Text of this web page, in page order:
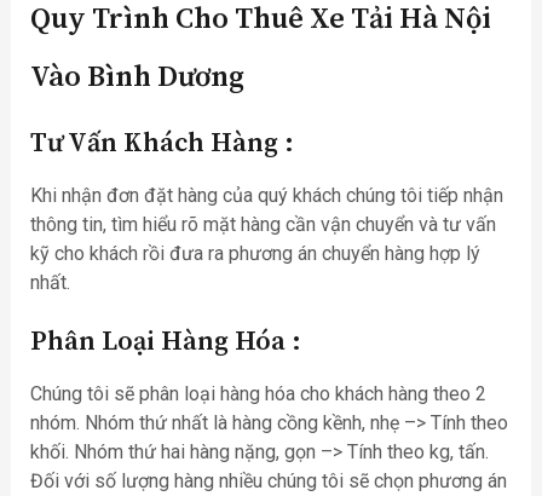
Quy Trình Cho Thuê Xe Tải Hà Nội
Vào Bình Dương
Tư Vấn Khách Hàng :
Khi nhận đơn đặt hàng của quý khách chúng tôi tiếp nhận
thông tin, tìm hiểu rõ mặt hàng cần vận chuyển và tư vấn
kỹ cho khách rồi đưa ra phương án chuyển hàng hợp lý
nhất.
Phân Loại Hàng Hóa:
Chúng tôi sẽ phân loại hàng hóa cho khách hàng theo 2
nhóm. Nhóm thứ nhất là hàng cồng kềnh, nhẹ –> Tính theo
khối. Nhóm thứ hai hàng nặng, gọn –> Tính theo kg, tấn.
Đối với số lượng hàng nhiều chúng tôi sẽ chọn phương án